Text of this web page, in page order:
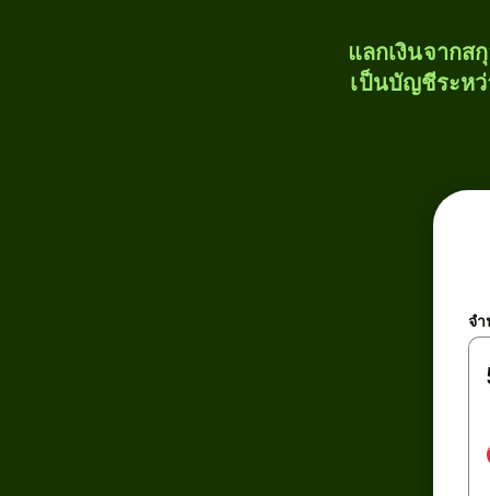
แลกเงินจากส
เป็นบัญชีระหว่
จ